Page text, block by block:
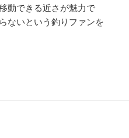
動できる近さが魅力で
ないという釣りファンを